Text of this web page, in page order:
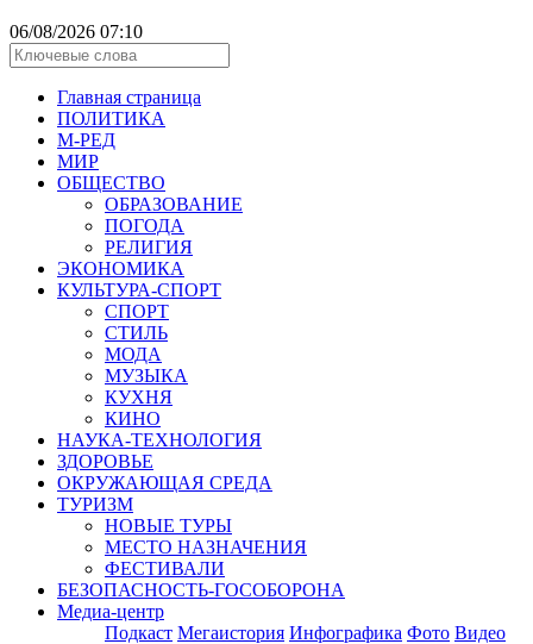
06/08/2026 07:10
Главная страница
ПОЛИТИКА
М-РЕД
МИР
ОБЩЕСТВО
ОБРАЗОВАНИЕ
ПОГОДА
РЕЛИГИЯ
ЭКОНОМИКА
КУЛЬТУРА-СПОРТ
СПОРТ
СТИЛЬ
МОДА
МУЗЫКА
КУХНЯ
КИНО
НАУКА-ТЕХНОЛОГИЯ
ЗДОРОВЬЕ
ОКРУЖАЮЩАЯ СРЕДА
ТУРИЗМ
НОВЫЕ ТУРЫ
МЕСТО НАЗНАЧЕНИЯ
ФЕСТИВАЛИ
БЕЗОПАСНОСТЬ-ГОСОБОРОНА
Медиа-центр
Подкаст Мегаистория Инфографика Фото Видео